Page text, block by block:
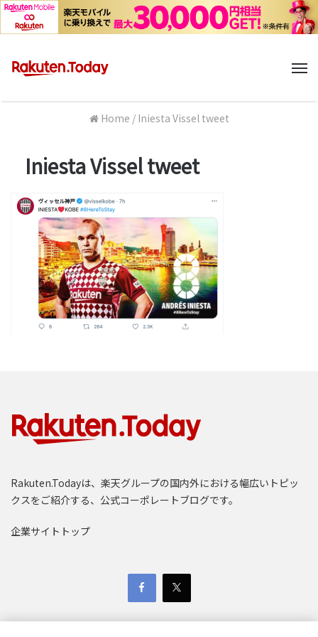
Home / Iniesta Vissel tweet
Iniesta Vissel tweet
Rakuten.Todayは、楽天グループの国内外における幅広いトピッ
クスをご紹介する、公式コーポレートブログです。
企業サイトトップ